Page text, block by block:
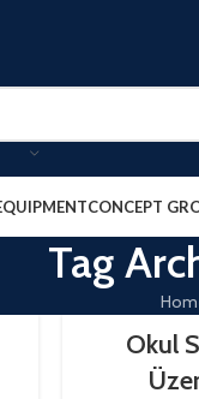
CONCEPT
Tag
Okul